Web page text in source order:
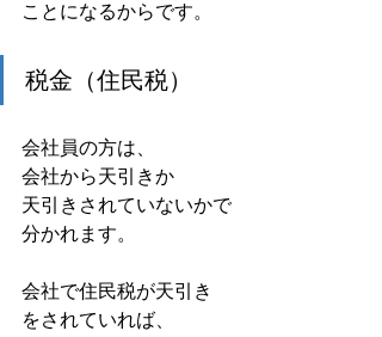
ことになるからです。
税金（住民税）
会社員の方は、
会社から天引きか
天引きされていないかで
分かれます。
会社で住民税が天引き
をされていれば、